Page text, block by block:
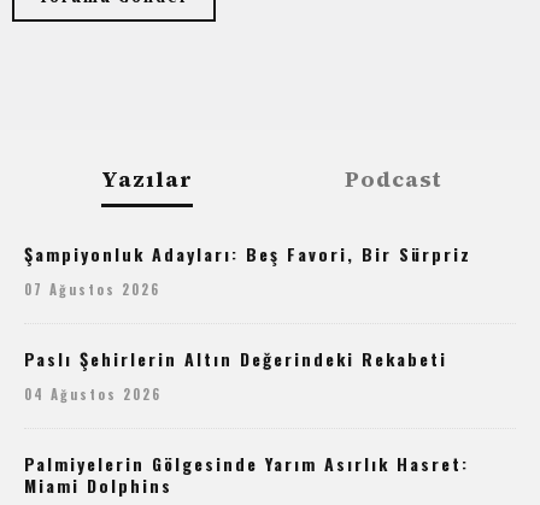
Yazılar Podcast
Şampiyonluk Adayları: Beş Favori, Bir Sürpriz
07 Ağustos 2026
Paslı Şehirlerin Altın Değerindeki Rekabeti
04 Ağustos 2026
Palmiyelerin Gölgesinde Yarım Asırlık Hasret:
Miami Dolphins